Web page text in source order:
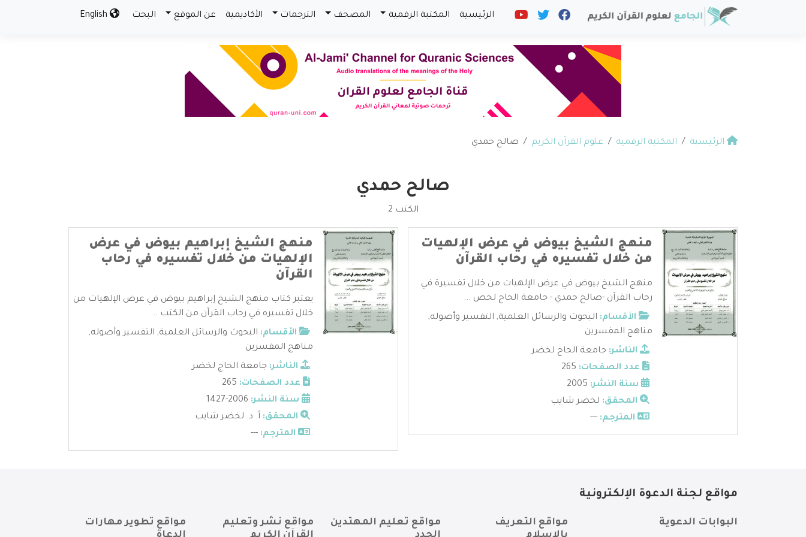
الرئيسية المكتبة الرقمية المصحف الترجمات الأكاديمية عن الموقع البحث
الرئيسية المكتبة الرقمية علوم القرآن الكريم صالح حمدي
صالح حمدي
الكتب 2
منهج الشيخ بيوض في عرض الإلهيات
من خلال تفسيره في رحاب القرآن
منهج الشيخ بيوض في عرض الإلهيات من خلال تفسيرة في
رحاب القرآن -صالح حمدي - جامعة الحاج لخض ...
الأقسام: البحوث والرسائل العلمية, التفسير وأصوله,
مناهج المفسرين
الناشر: جامعة الحاج لخضر
عدد الصفحات:
سنة النشر:
المحقق: لخضر شايب
المترجم: ---
منهج الشيخ إبراهيم بيوض في عرض
الإلهيات من خلال تفسيره في رحاب
القرآن
يعتبر كتاب منهج الشيخ إبراهيم بيوض في عرض الإلهيات من
خلال تفسيره في رحاب القرآن من الكتب ...
الأقسام: البحوث والرسائل العلمية, التفسير وأصوله,
مناهج المفسرين
الناشر: جامعة الحاج لخضر
عدد الصفحات:
سنة النشر:
المحقق: أ. د. لخضر شايب
المترجم: ---
مواقع لجنة الدعوة الإلكترونية
البوابات الدعوية
مواقع التعريف
مواقع تعليم المهتدين
مواقع نشر وتعليم
مواقع تطوير مهارات